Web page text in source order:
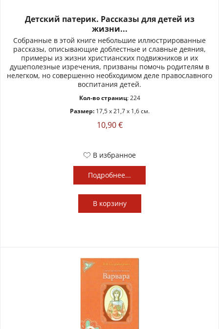
Детский патерик. Рассказы для детей из
жизни...
Собранные в этой книге небольшие иллюстрированные
рассказы, описывающие доблестные и славные деяния,
примеры из жизни христианских подвижников и их
душеполезные изречения, призваны помочь родителям в
нелегком, но совершенно необходимом деле православного
воспитания детей.
Кол-во страниц: 224
Размер:17,5 x 21,7 x 1,6 см.
10,90 €
В избранное
Подробнее...
В корзину